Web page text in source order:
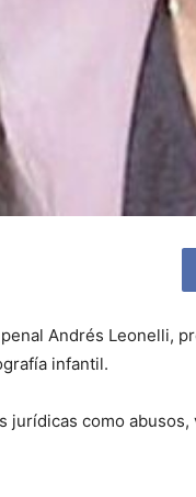
Andrés Leonelli,
infantil.
como